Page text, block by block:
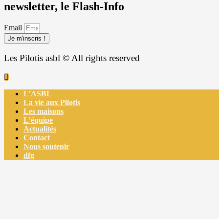
newsletter, le Flash-Info
Email
Je m'inscris !
Les Pilotis asbl © All rights reserved
L’ASBL
La vie aux Pilotis
Les maisons
L’équipe
Actualités
Contact
Nous soutenir
dfg